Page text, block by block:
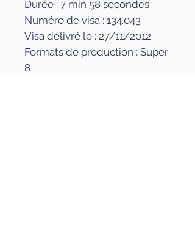
Durée : 7 min 58 secondes
Numéro de visa : 134.043
Visa délivré le : 27/11/2012
Formats de production : Super
8